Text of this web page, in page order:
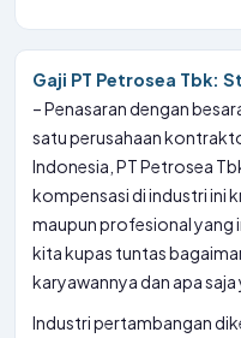
Gaji PT Petrosea Tbk:
– Penasaran dengan
satu perusahaan
Indonesia, PT Petrosea
kompensasi di industri ini
maupun profesional yang
kita kupas tuntas
karyawannya dan apa saja
Industri pertambangan